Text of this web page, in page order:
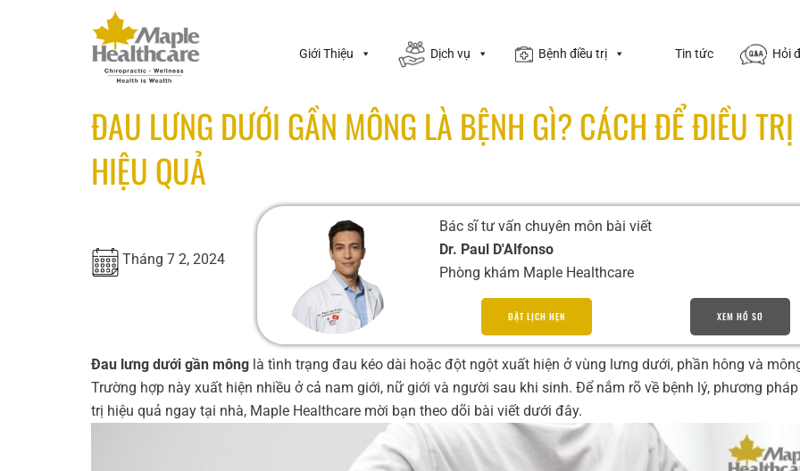
Giới Thiệu Dịch vụ Bệnh điều trị Tin tức Hỏi
ĐAU LƯNG DƯỚI GẦN MÔNG LÀ BỆNH GÌ? CÁCH ĐỂ ĐIỀU TRỊ
HIỆU QUẢ
Tháng 7 2, 2024
Bác sĩ tư vấn chuyên môn bài viết
Dr. Paul D'Alfonso
Phòng khám Maple Healthcare
ĐẶT LỊCH HẸN XEM HỒ SƠ
Đau lưng dưới gần mông là tình trạng đau kéo dài hoặc đột ngột xuất hiện ở vùng lưng dưới, phần hông và
Trường hợp này xuất hiện nhiều ở cả nam giới, nữ giới và người sau khi sinh. Để nắm rõ về bệnh lý, phương
trị hiệu quả ngay tại nhà, Maple Healthcare mời bạn theo dõi bài viết dưới đây.